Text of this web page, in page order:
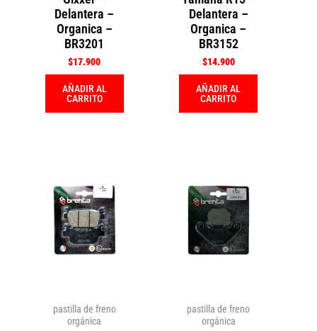
Delantera –
Organica –
BR3201
$17.900
AÑADIR AL
CARRITO
Delantera –
Organica –
BR3152
$14.900
AÑADIR AL
CARRITO
pastilla de freno
orgánica
pastilla de freno
orgánica